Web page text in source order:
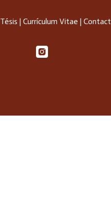
Tésis | Currículum Vitae |